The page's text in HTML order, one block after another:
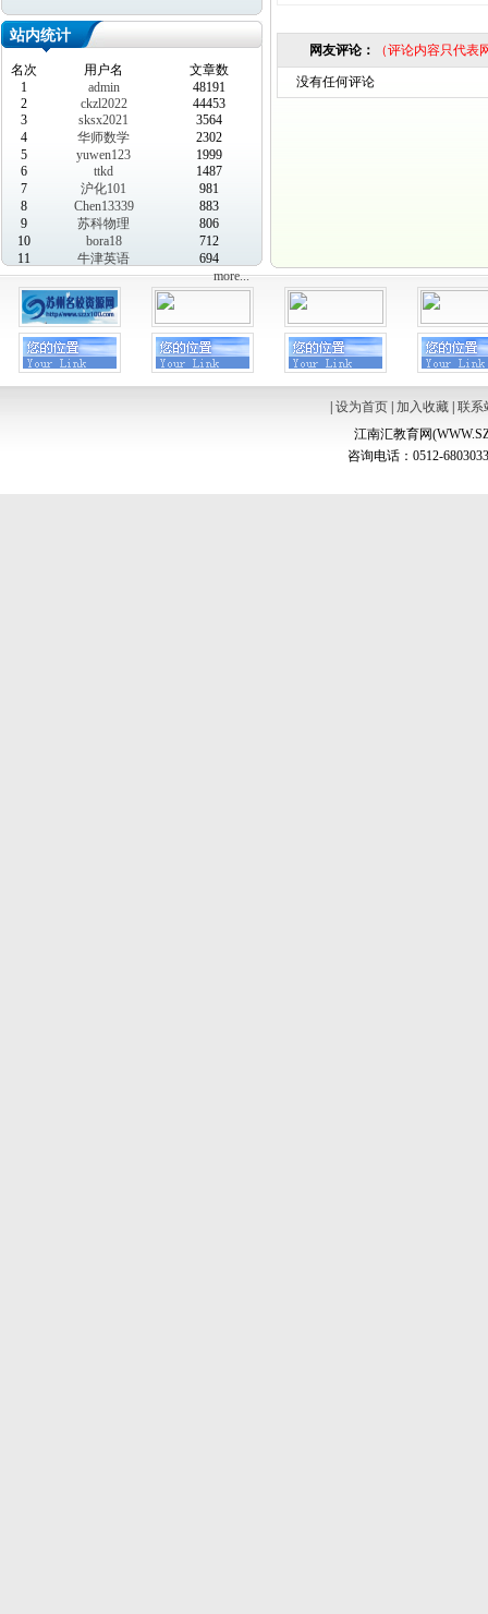
站内统计
名次 用户名
文章数
1
admin
48191
2
ckzl2022
44453
3
sksx2021
3564
4
华师数学
2302
5
yuwen123
1999
6
ttkd
1487
7
沪化101
981
8
Chen13339
883
9
苏科物理
806
10
bora18
712
11
牛津英语
694
more...
网友评论： （评论内容只代
没有任何评论
设为首页| 加入收藏| 联系
江南汇教育网
咨询电话：0512-